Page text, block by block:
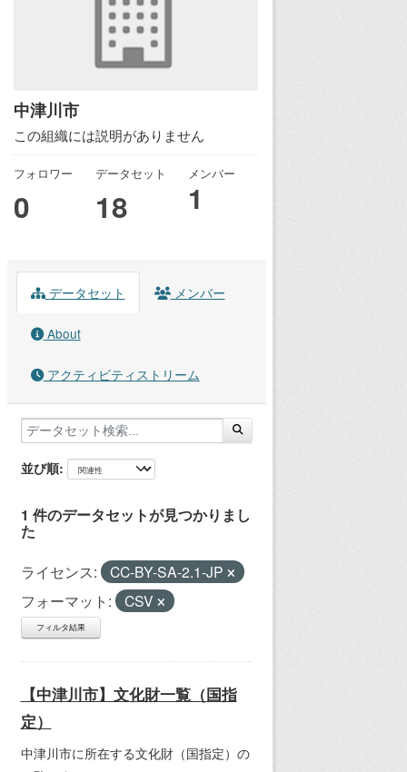
中津川市
この組織には説明がありません
フォロワー
0
データセット
18
メンバー
1
データセット メンバー
About
アクティビティストリーム
並び順
1 件のデータセットが見つかりまし
た
ライセンス:
CC-BY-SA-2.1-JP
フォーマット:
CSV
フィルタ結果
【中津川市】文化財一覧（国指
定）
中津川市に所在する文化財（国指定）の